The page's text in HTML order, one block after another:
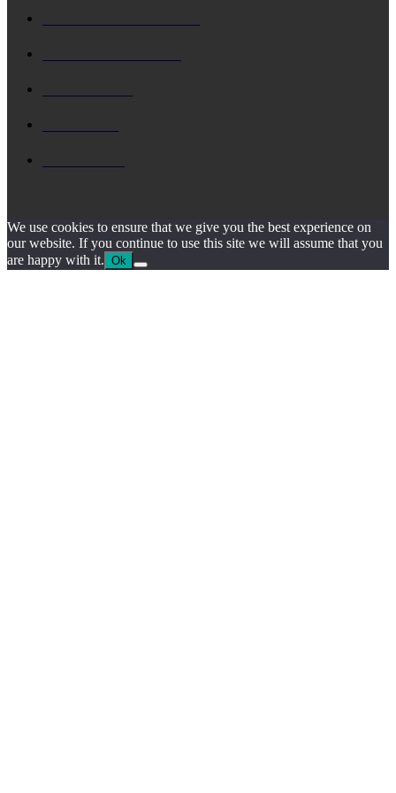
We use cookies to ensure that we give you the best experience on
our website. If you continue to use this site we will assume that you
are happy with it. Ok